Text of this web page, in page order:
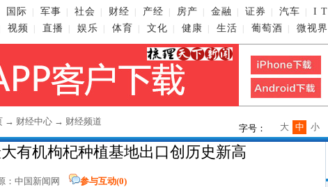
国际 军事 社会 财经 产经 房产 金融 证券 汽车 I T
视频 直播 娱乐 体育 文化 健康 生活 葡萄酒 微视界
→ 财经中心 → 财经频道
字号： 小
中
大
有机枸杞种植基地出口创历史新高
： 中国新闻网 参与互动(0)